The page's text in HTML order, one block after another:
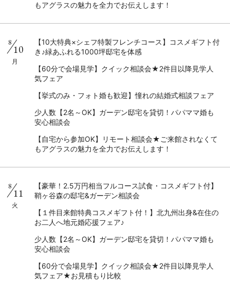
もアグラスの魅力を全力でお伝えします！
8
10
月
【10大特典×シェフ特製フレンチコース】コスメギフト付
き♪緑あふれる1000坪邸宅を体感
【60分で会場見学】クイック相談会★2件目以降見学人
気フェア
【挙式のみ・フォト婚も歓迎】憧れの結婚式相談フェア
少人数【2名～OK】ガーデン邸宅を貸切！パパママ婚も
安心相談会
【自宅から参加OK】リモート相談会★ご来館されなくて
もアグラスの魅力を全力でお伝えします！
8
11
火
【豪華！2.5万円相当フルコース試食・コスメギフト付】
鞘ヶ谷森の邸宅&ガーデン相談会
【１件目来館特典コスメギフト付！】北九州出身&在住の
お二人へ地元婚応援フェア♪
少人数【2名～OK】ガーデン邸宅を貸切！パパママ婚も
安心相談会
【60分で会場見学】クイック相談会★2件目以降見学人
気フェア★お見積もり比較